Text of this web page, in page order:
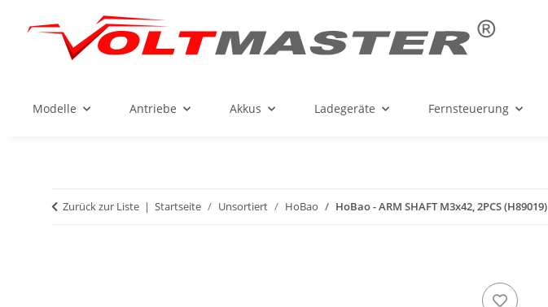
Modelle Antriebe Akkus Ladegeräte Fernsteuerung
Zurück zur Liste Startseite Unsortiert HoBao HoBao - ARM SHAFT M3x42, 2PCS (H89019)